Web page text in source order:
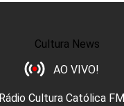
AO VIVO!
Rádio Cultura Católica FM